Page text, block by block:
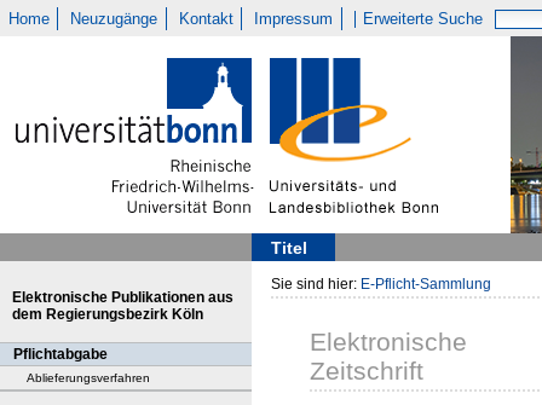
Home Neuzugänge Kontakt Impressum Erweiterte Suche
Titel
Elektronische Publikationen aus
dem Regierungsbezirk Köln
Pflichtabgabe
Ablieferungsverfahren
Sie sind hier: E-Pflicht-Sammlung
Elektronische
Zeitschrift